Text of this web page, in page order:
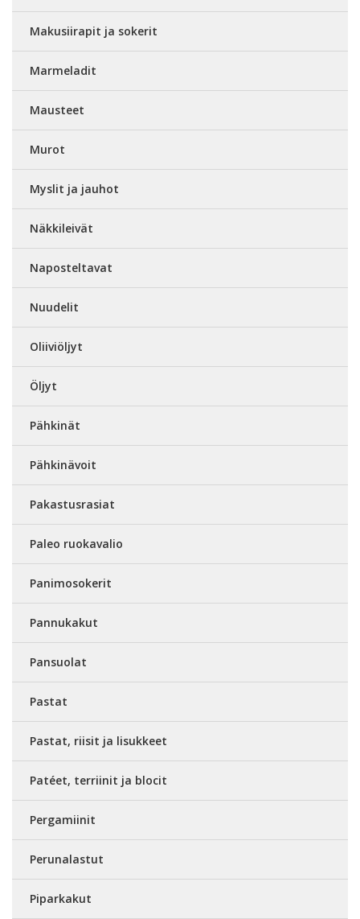
Makusiirapit ja sokerit
Marmeladit
Mausteet
Murot
Myslit ja jauhot
Näkkileivät
Naposteltavat
Nuudelit
Oliiviöljyt
Öljyt
Pähkinät
Pähkinävoit
Pakastusrasiat
Paleo ruokavalio
Panimosokerit
Pannukakut
Pansuolat
Pastat
Pastat, riisit ja lisukkeet
Patéet, terriinit ja blocit
Pergamiinit
Perunalastut
Piparkakut